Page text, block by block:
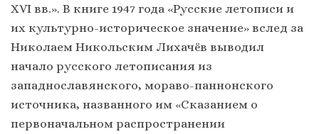
XVI вв.». В книге 1947 года «Русские летописи и
их культурно-историческое значение» вслед за
Николаем Никольским Лихачёв выводил
начало русского летописания из
западнославянского, мораво-паннонского
источника, названного им «Сказанием о
первоначальном распространении